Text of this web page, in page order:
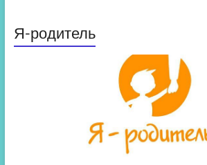
Я-родитель